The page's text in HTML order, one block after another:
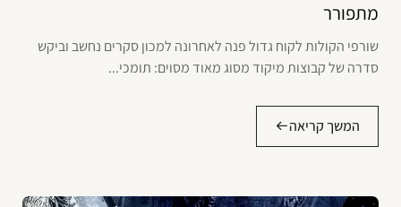
מתפורר
שורפי הקולות לקוח גדול פנה לאחרונה למכון סקרים נחשב וביקש
סדרה של קבוצות מיקוד מסוג מאוד מסוים: תומכי...
המשך קריאה